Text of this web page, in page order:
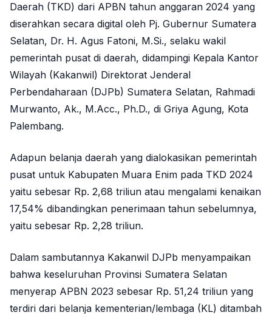
Daerah (TKD) dari APBN tahun anggaran 2024 yang
diserahkan secara digital oleh Pj. Gubernur Sumatera
Selatan, Dr. H. Agus Fatoni, M.Si., selaku wakil
pemerintah pusat di daerah, didampingi Kepala Kantor
Wilayah (Kakanwil) Direktorat Jenderal
Perbendaharaan (DJPb) Sumatera Selatan, Rahmadi
Murwanto, Ak., M.Acc., Ph.D., di Griya Agung, Kota
Palembang.
Adapun belanja daerah yang dialokasikan pemerintah
pusat untuk Kabupaten Muara Enim pada TKD 2024
yaitu sebesar Rp. 2,68 triliun atau mengalami kenaikan
17,54% dibandingkan penerimaan tahun sebelumnya,
yaitu sebesar Rp. 2,28 triliun.
Dalam sambutannya Kakanwil DJPb menyampaikan
bahwa keseluruhan Provinsi Sumatera Selatan
menyerap APBN 2023 sebesar Rp. 51,24 triliun yang
terdiri dari belanja kementerian/lembaga (KL) ditambah